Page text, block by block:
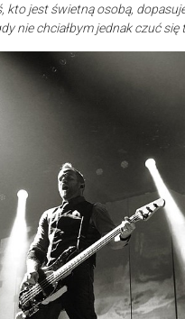
kto jest świetną osobą,
nie chciałbym jednak czuć się